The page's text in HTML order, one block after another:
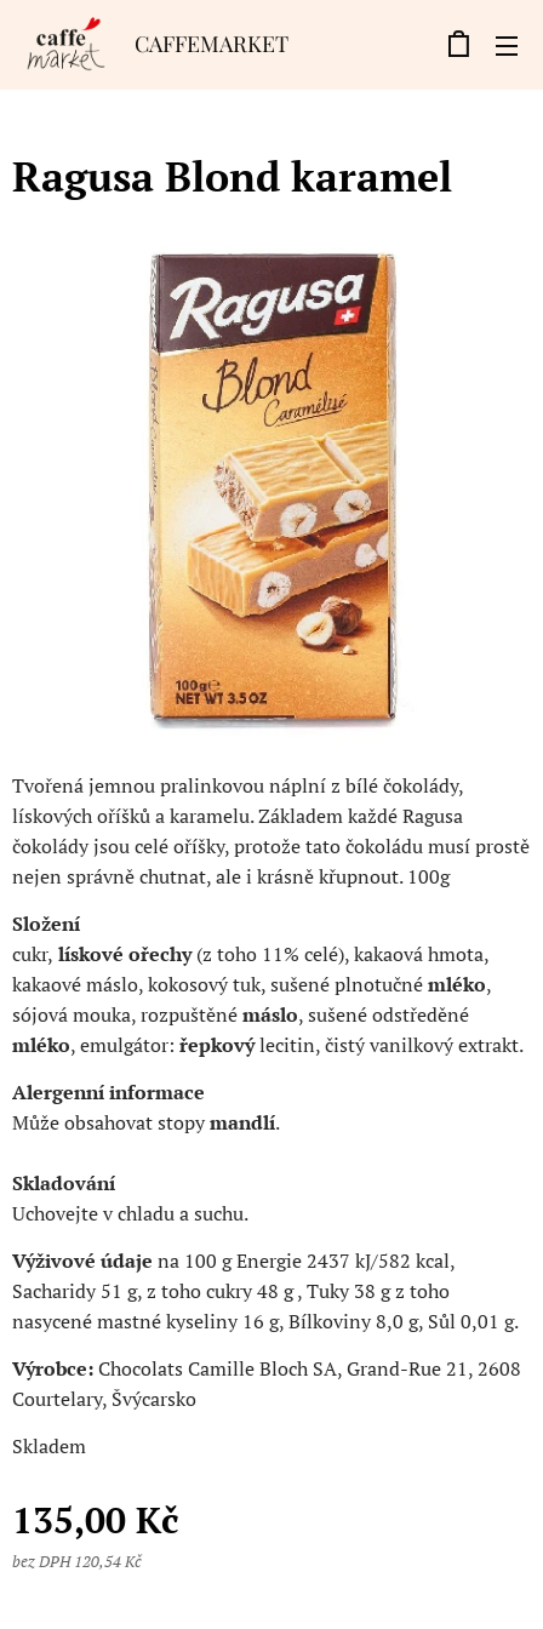
CAFFEMARKET
Ragusa Blond karamel
Tvořená jemnou pralinkovou náplní z bílé čokolády,
lískových oříšků a karamelu. Základem každé Ragusa
čokolády jsou celé oříšky, protože tato čokoládu musí prostě
nejen správně chutnat, ale i krásně křupnout. 100g
Složení
cukr, lískové ořechy(z toho 11% celé), kakaová hmota,
kakaové máslo, kokosový tuk, sušené plnotučnémléko,
sójová mouka, rozpuštěnémáslo, sušené odstředěné
mléko, emulgátor: řepkovýlecitin, čistý vanilkový extrakt.
Alergenní informace
Může obsahovat stopymandlí.
Skladování
Uchovejte v chladu a suchu.
Výživové údaje na 100 g Energie 2437 kJ/582 kcal,
Sacharidy 51 g, z toho cukry 48 g , Tuky 38 g z toho
nasycené mastné kyseliny 16 g, Bílkoviny 8,0 g, Sůl 0,01 g.
Výrobce:Chocolats Camille Bloch SA, Grand-Rue 21, 2608
Courtelary, Švýcarsko
Skladem
135,00 Kč
bez DPH 120,54 Kč